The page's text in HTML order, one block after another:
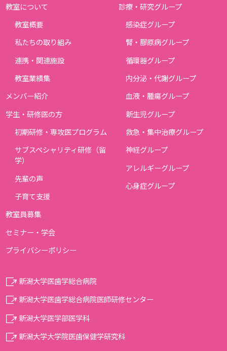
教室について
教室概要
私たちの取り組み
連携・関連施設
教室業績集
メンバー紹介
学生・研修医の方
初期研修・専攻医プログラム
サブスペシャリティ研修（留
学）
先輩の声
子育て支援
教室員募集
セミナー・学会
プライバシーポリシー
診療・研究グループ
感染症グループ
腎・膠原病グループ
循環器グループ
内分泌・代謝グループ
血液・腫瘍グループ
新生児グループ
救急・集中治療グループ
神経グループ
アレルギーグループ
心身症グループ
新潟大学医歯学総合病院
新潟大学医歯学総合病院医師研修センター
新潟大学医学部医学科
新潟大学大学院医歯保健学研究科